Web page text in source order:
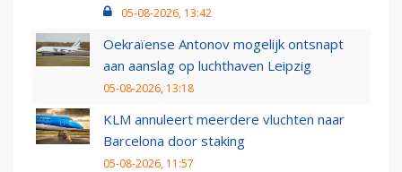
05-08-2026, 13:42
Oekraïense Antonov mogelijk ontsnapt
aan aanslag op luchthaven Leipzig
05-08-2026, 13:18
KLM annuleert meerdere vluchten naar
Barcelona door staking
05-08-2026, 11:57